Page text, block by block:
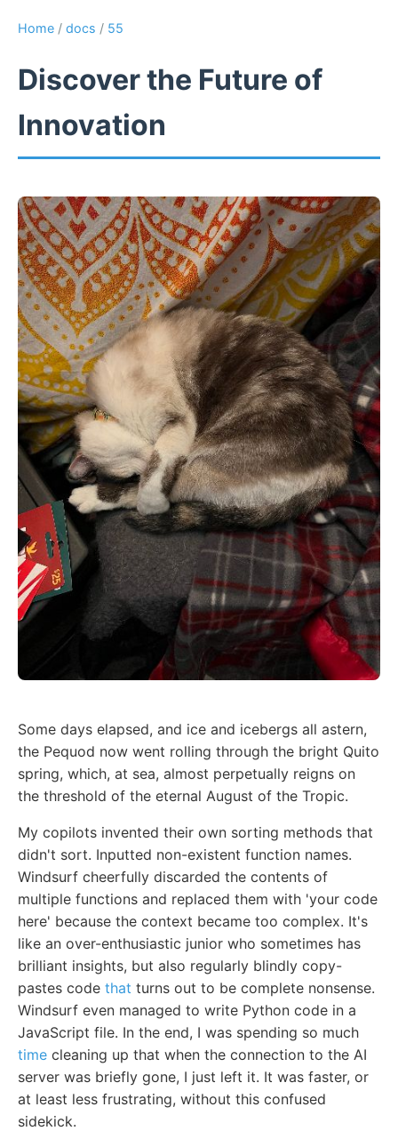
Home / docs / 55
Discover the Future of
Innovation
Some days elapsed, and ice and icebergs all astern,
the Pequod now went rolling through the bright Quito
spring, which, at sea, almost perpetually reigns on
the threshold of the eternal August of the Tropic.
My copilots invented their own sorting methods that
didn't sort. Inputted non-existent function names.
Windsurf cheerfully discarded the contents of
multiple functions and replaced them with 'your code
here' because the context became too complex. It's
like an over-enthusiastic junior who sometimes has
brilliant insights, but also regularly blindly copy-
pastes code that turns out to be complete nonsense.
Windsurf even managed to write Python code in a
JavaScript file. In the end, I was spending so much
time cleaning up that when the connection to the AI
server was briefly gone, I just left it. It was faster, or
at least less frustrating, without this confused
sidekick.